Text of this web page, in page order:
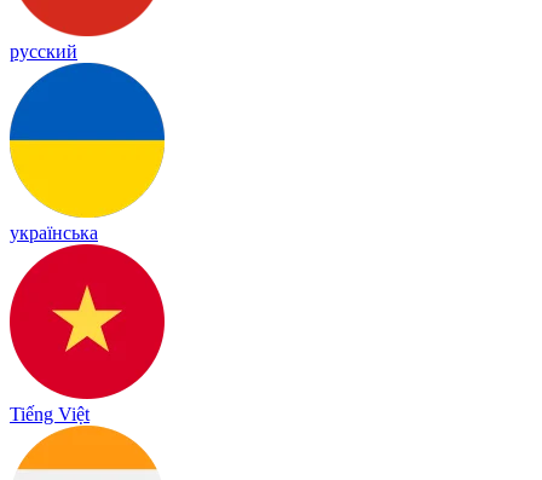
русский
українська
Tiếng Việt